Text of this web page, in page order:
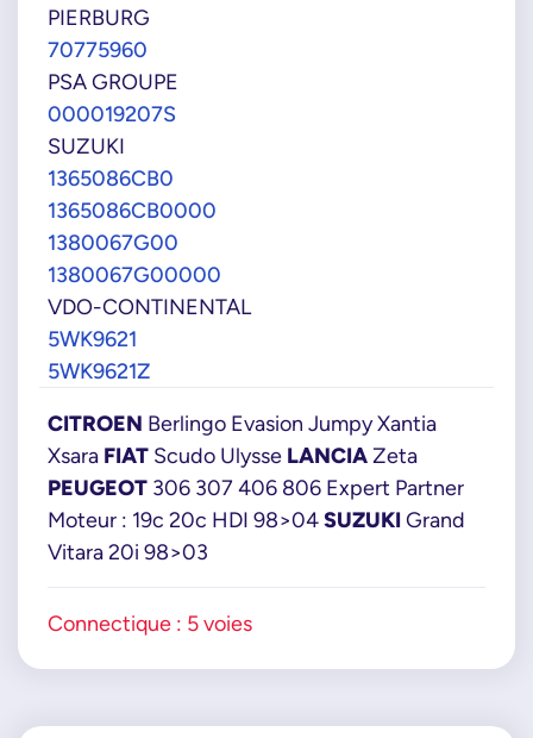
PIERBURG
70775960
PSA GROUPE
000019207S
SUZUKI
1365086CB0
1365086CB0000
1380067G00
1380067G00000
VDO-CONTINENTAL
5WK9621
5WK9621Z
CITROEN Berlingo Evasion Jumpy Xantia
Xsara FIAT Scudo Ulysse LANCIA Zeta
PEUGEOT 306 307 406 806 Expert Partner
Moteur : 19c 20c HDI 98>04SUZUKIGrand
Vitara 20i 98>03
Connectique : 5 voies